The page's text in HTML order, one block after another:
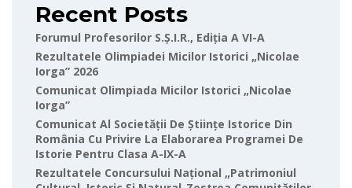
Recent Posts
Forumul Profesorilor S.Ș.I.R., Ediția A VI-A
Rezultatele Olimpiadei Micilor Istorici „Nicolae
Iorga” 2026
Comunicat Olimpiada Micilor Istorici „Nicolae
Iorga”
Comunicat Al Societății De Științe Istorice Din
România Cu Privire La Elaborarea Programei De
Istorie Pentru Clasa A-IX-A
Rezultatele Concursului Național „Patrimoniul